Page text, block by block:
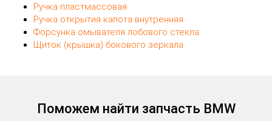
Ручка пластмассовая
Ручка открытия капота внутренняя
Форсунка омывателя лобового стекла
Щиток (крышка) бокового зеркала
Поможем найти запчасть BMW